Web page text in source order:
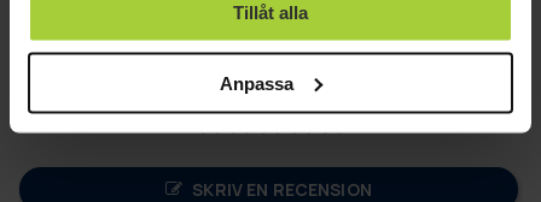
Tillåt alla
Anpassa
SKRIV EN RECENSION